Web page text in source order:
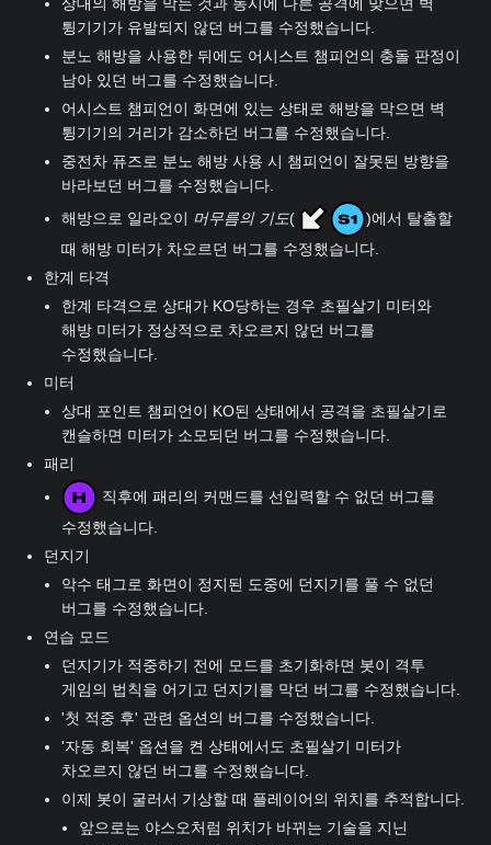
튕기기가 유발되지 않던 버그를 수정했습니다.
분노 해방을 사용한 뒤에도 어시스트 챔피언의 충돌 판정이
남아 있던 버그를 수정했습니다.
어시스트 챔피언이 화면에 있는 상태로 해방을 막으면 벽
튕기기의 거리가 감소하던 버그를 수정했습니다.
중전차 퓨즈로 분노 해방 사용 시 챔피언이 잘못된 방향을
바라보던 버그를 수정했습니다.
해방으로 일라오이 머무름의 기도(
)에서 탈출할
때 해방 미터가 차오르던 버그를 수정했습니다.
한계 타격
한계 타격으로 상대가 KO당하는 경우 초필살기 미터와
해방 미터가 정상적으로 차오르지 않던 버그를
수정했습니다.
미터
상대 포인트 챔피언이 KO된 상태에서 공격을 초필살기로
캔슬하면 미터가 소모되던 버그를 수정했습니다.
패리
직후에 패리의 커맨드를 선입력할 수 없던 버그를
수정했습니다.
던지기
악수 태그로 화면이 정지된 도중에 던지기를 풀 수 없던
버그를 수정했습니다.
연습 모드
던지기가 적중하기 전에 모드를 초기화하면 봇이 격투
게임의 법칙을 어기고 던지기를 막던 버그를 수정했습니다.
'첫 적중 후' 관련 옵션의 버그를 수정했습니다.
'자동 회복' 옵션을 켠 상태에서도 초필살기 미터가
차오르지 않던 버그를 수정했습니다.
이제 봇이 굴러서 기상할 때 플레이어의 위치를 추적합니다.
앞으로는 야스오처럼 위치가 바뀌는 기술을 지닌